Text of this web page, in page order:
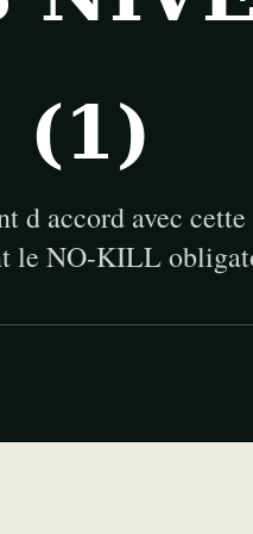
(1)
d accord avec
le NO-KILL